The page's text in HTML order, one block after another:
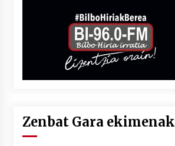
Zenbat Gara ekimenak